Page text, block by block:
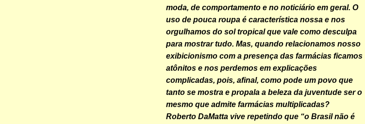
moda, de comportamento e no noticiário em geral. O
uso de pouca roupa é característica nossa e nos
orgulhamos do sol tropical que vale como desculpa
para mostrar tudo. Mas, quando relacionamos nosso
exibicionismo com a presença das farmácias ficamos
atônitos e nos perdemos em explicações
complicadas, pois, afinal, como pode um povo que
tanto se mostra e propala a beleza da juventude ser o
mesmo que admite farmácias multiplicadas?
Roberto DaMatta vive repetindo que “o Brasil não é